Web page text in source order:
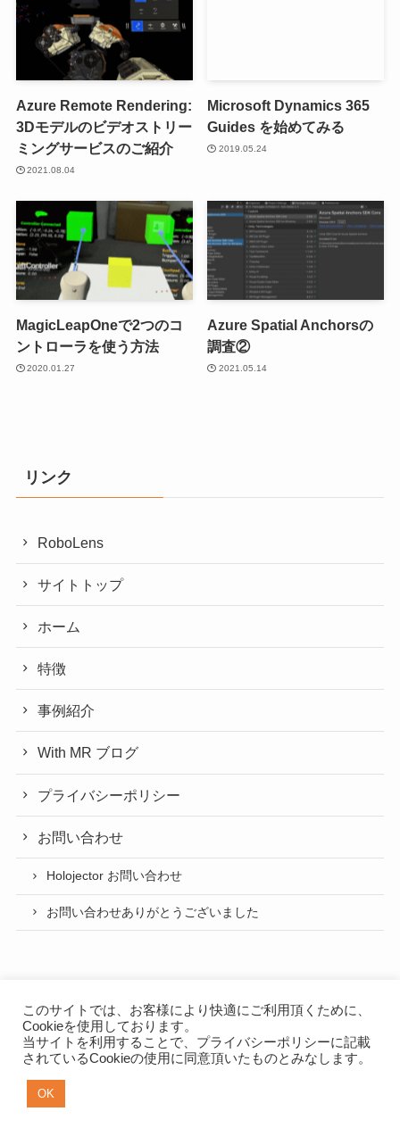
Azure Remote Rendering:
3Dモデルのビデオストリー
ミングサービスのご紹介
2021.08.04
Microsoft Dynamics 365
Guides を始めてみる
2019.05.24
MagicLeapOneで2つのコ
ントローラを使う方法
2020.01.27
Azure Spatial Anchorsの
調査②
2021.05.14
リンク
RoboLens
サイトトップ
ホーム
特徴
事例紹介
With MR ブログ
プライバシーポリシー
お問い合わせ
Holojector お問い合わせ
お問い合わせありがとうございました
プライバシーポリシー
このサイトでは、お客様により快適にご利用頂くために、
Cookieを使用しております。
当サイトを利用することで、 プライバシーポリシーに記載
されているCookieの使用に同意頂いたものとみなします。
OK